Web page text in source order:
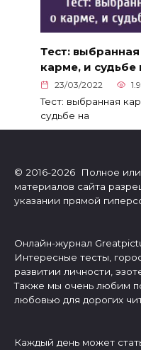
Тест:
карме, и
23/03/2022
Тест: выбранная
судьбе на
© 2016-2026 Полное или
материалов сайта
указании прямой
Онлайн-журнал
Интересные тесты,
развитии личности,
Также мы очень любим
любовью для дорогих
Каждый день может